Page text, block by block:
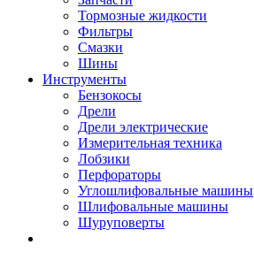
Тормозные жидкости
Фильтры
Смазки
Шины
Инструменты
Бензокосы
Дрели
Дрели электрические
Измерительная техника
Лобзики
Перфораторы
Углошлифовальные машины
Шлифовальные машины
Шуруповерты